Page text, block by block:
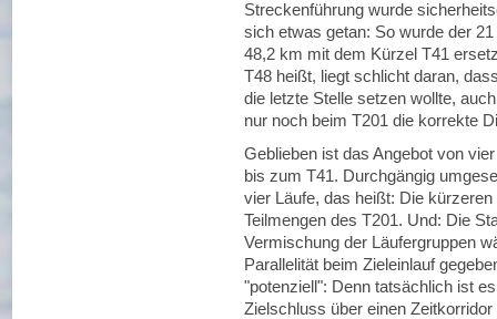
Streckenführung wurde
sich etwas getan: So wurde der
48,2 km mit dem Kürzel T41
T48 heißt, liegt schlicht daran,
die letzte Stelle setzen wollte,
nur noch beim T201 die korrekte
Geblieben ist das Angebot von
bis zum T41. Durchgängig
vier Läufe, das heißt: Die
Teilmengen des T201. Und: Die
Vermischung der Läufergruppen
Parallelität beim Zieleinlauf
"potenziell": Denn tatsächlich ist
Zielschluss über einen